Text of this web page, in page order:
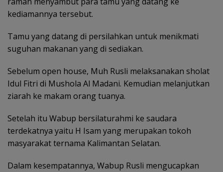
kediamannya tersebut.
Tamu yang datang di persilahkan untuk menikmati
suguhan makanan yang di sediakan.
Sebelum open house, Muh Rusli melaksanakan sholat
Idul Fitri di Mushola Al Madani. Kemudian melanjutkan
ziarah ke makam orang tuanya.
Setelah itu Wabup bersilaturahmi ke saudara
terdekatnya yaitu H Isam yang merupakan tokoh
masyarakat ternama Kalimantan Selatan.
Dalam kesempatannya, Wabup Rusli mengucapkan